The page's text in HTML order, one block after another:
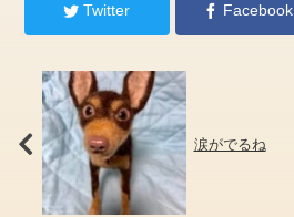
Twitter Facebook
涙がでるね